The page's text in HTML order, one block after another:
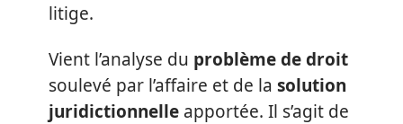
litige.
Vient l’analyse du problème de droit
soulevé par l’affaire et de la solution
juridictionnelle apportée. Il s’agit de